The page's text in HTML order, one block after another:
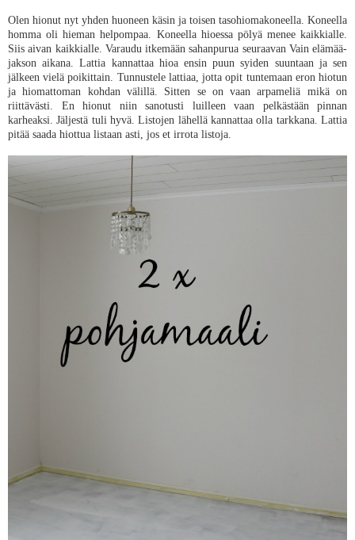
Olen hionut nyt yhden huoneen käsin ja toisen tasohiomakoneella. Koneella
homma oli hieman helpompaa. Koneella hioessa pölyä menee kaikkialle.
Siis aivan kaikkialle. Varaudu itkemään sahanpurua seuraavan Vain elämää-
jakson aikana. Lattia kannattaa hioa ensin puun syiden suuntaan ja sen
jälkeen vielä poikittain. Tunnustele lattiaa, jotta opit tuntemaan eron hiotun
ja hiomattoman kohdan välillä. Sitten se on vaan arpameliä mikä on
riittävästi. En hionut niin sanotusti luilleen vaan pelkästään pinnan
karheaksi. Jäljestä tuli hyvä. Listojen lähellä kannattaa olla tarkkana. Lattia
pitää saada hiottua listaan asti, jos et irrota listoja.